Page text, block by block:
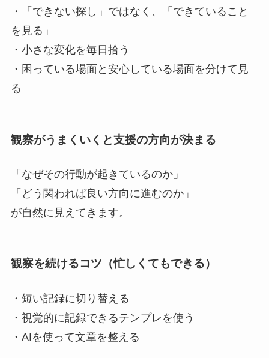
・「できない探し」ではなく、「できていること
を見る」
・小さな変化を毎日拾う
・困っている場面と安心している場面を分けて見
る
観察がうまくいくと支援の方向が決まる
「なぜその行動が起きているのか」
「どう関われば良い方向に進むのか」
が自然に見えてきます。
観察を続けるコツ（忙しくてもできる）
・短い記録に切り替える
・視覚的に記録できるテンプレを使う
・AIを使って文章を整える